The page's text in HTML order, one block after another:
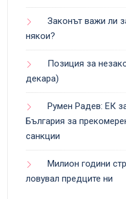
Законът важи ли
някои?
Позиция за
декара)
Румен Радев: ЕК
България за
санкции
Милион години
ловувал предците ни